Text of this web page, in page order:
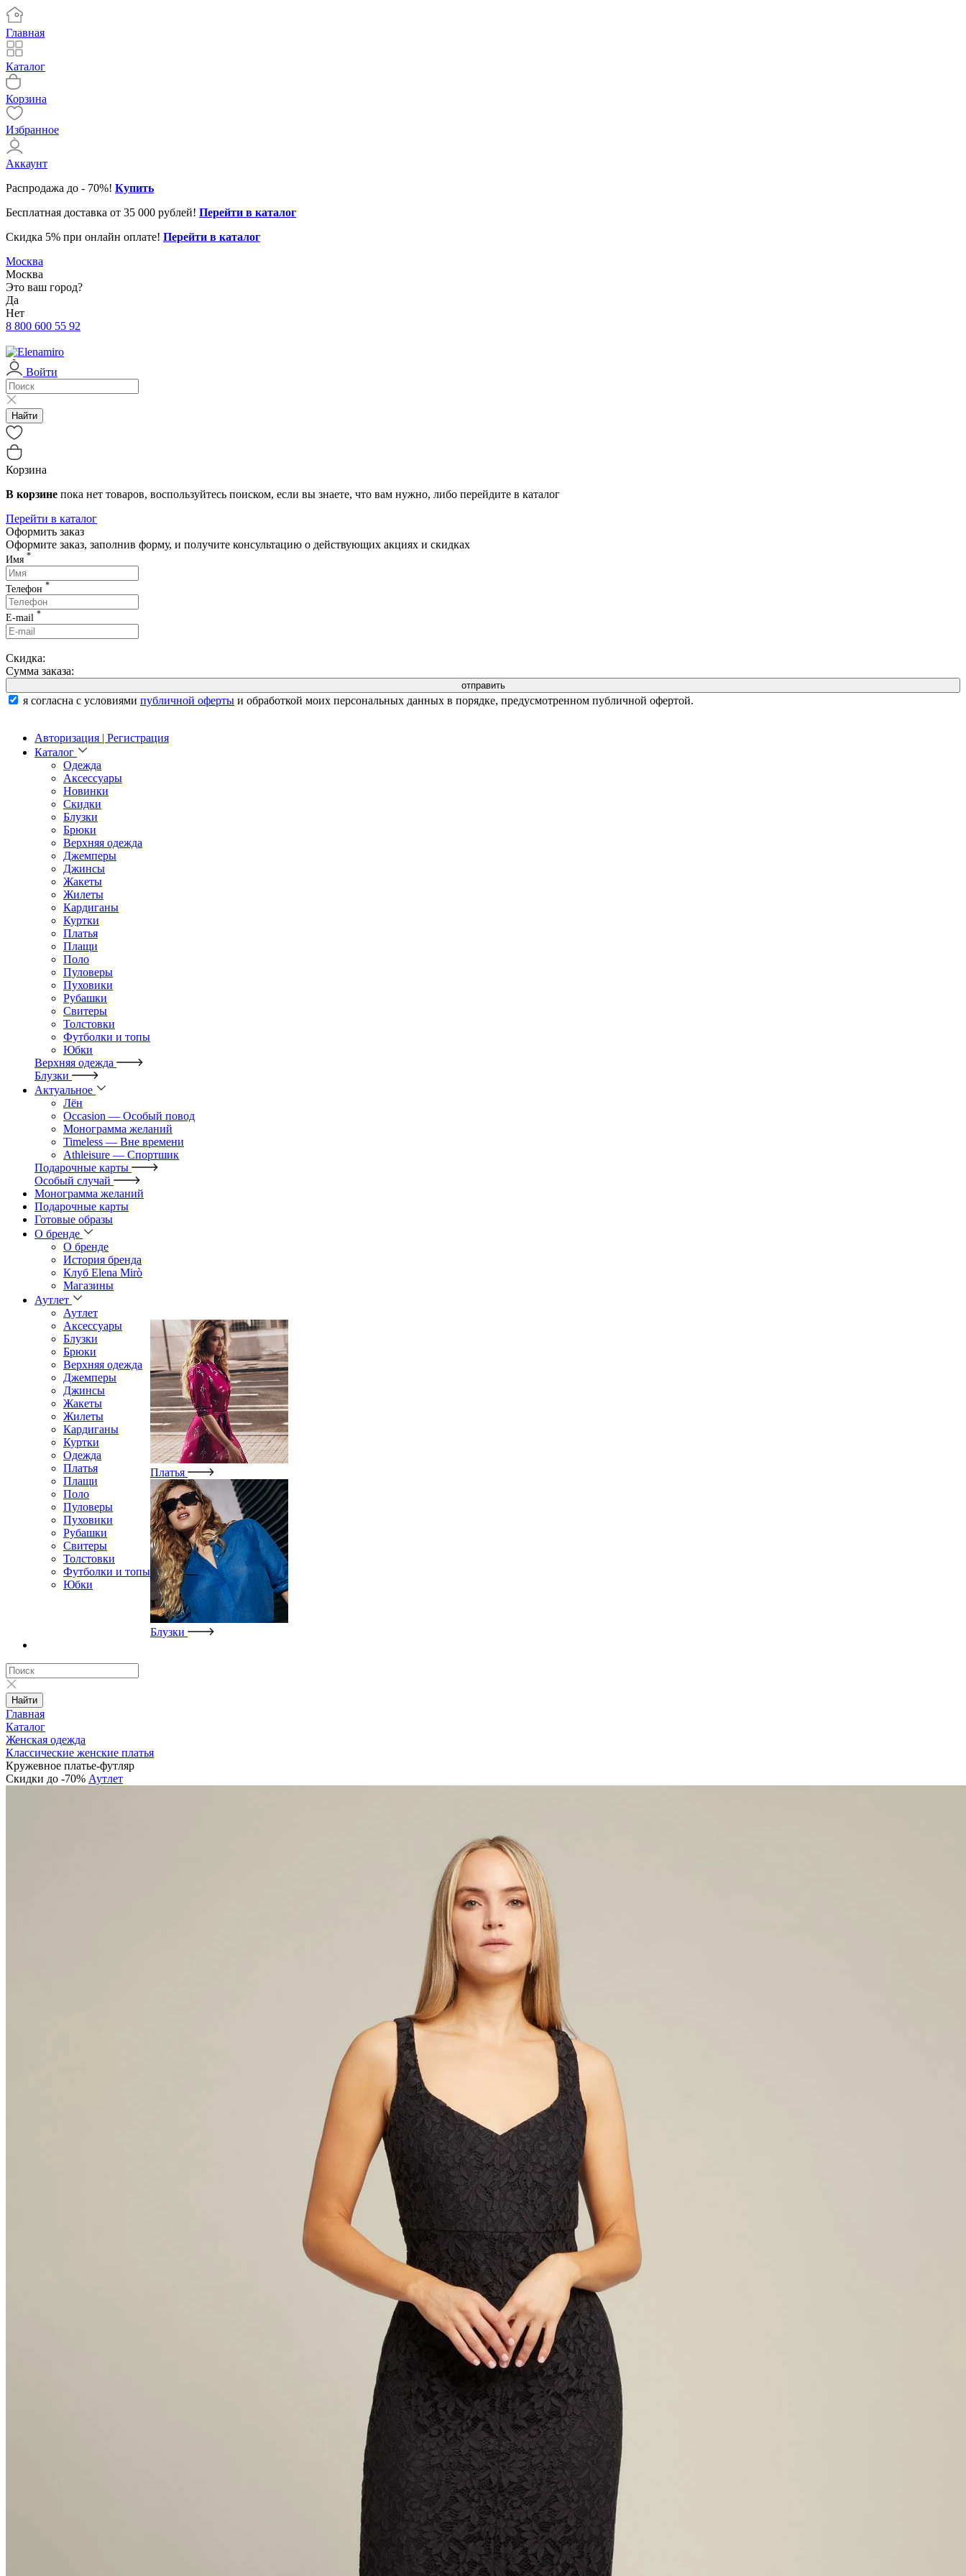
Главная
Каталог
Корзина
Избранное
Аккаунт
31.12.2025 Клиентская поддержка до 16:00 (по Московскому времени), служба доставки до 14:00 (по местному времени)
Распродажа до - 70%! Купить
Бесплатная доставка от 35 000 рублей! Перейти в каталог
Скидка 5% при онлайн оплате! Перейти в каталог
Москва
Москва
Это ваш город?
Да
Нет
8 800 600 55 92
Войти
Найти
Корзина
В корзине пока нет товаров, воспользуйтесь поиском, если вы знаете, что вам нужно, либо перейдите в каталог
Перейти в каталог
Оформить заказ
Оформите заказ, заполнив форму, и получите консультацию о действующих акциях и скидках
Имя *
Телефон *
E-mail *
Скидка:
Сумма заказа:
я согласна с условиями публичной оферты и обработкой моих персональных данных в порядке, предусмотренном публичной офертой.
Авторизация | Регистрация
Каталог
Одежда
Аксессуары
Новинки
Скидки
Блузки
Брюки
Верхняя одежда
Джемперы
Джинсы
Жакеты
Жилеты
Кардиганы
Куртки
Платья
Плащи
Поло
Пуловеры
Пуховики
Рубашки
Свитеры
Толстовки
Футболки и топы
Юбки
Верхняя одежда
Блузки
Актуальное
Лён
Occasion — Особый повод
Монограмма желаний
Timeless — Вне времени
Athleisure — Спортшик
Подарочные карты
Особый случай
Монограмма желаний
Подарочные карты
Готовые образы
О бренде
О бренде
История бренда
Клуб Elena Mirò
Магазины
Аутлет
Аутлет
Аксессуары
Блузки
Брюки
Верхняя одежда
Джемперы
Джинсы
Жакеты
Жилеты
Кардиганы
Куртки
Одежда
Платья
Плащи
Поло
Пуловеры
Пуховики
Рубашки
Свитеры
Толстовки
Футболки и топы
Юбки
Платья
Блузки
Найти
Главная
Каталог
Женская одежда
Классические женские платья
Кружевное платье-футляр
Скидки до -70% Аутлет